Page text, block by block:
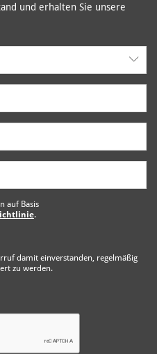
und erhalten Sie unsere
auf Basis
.
damit einverstanden, regelmäßig
zu werden.